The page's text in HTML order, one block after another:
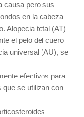
causa pero sus
en la cabeza
Alopecia total (AT)
el pelo del cuero
universal (AU), se
efectivos para
que se utilizan con